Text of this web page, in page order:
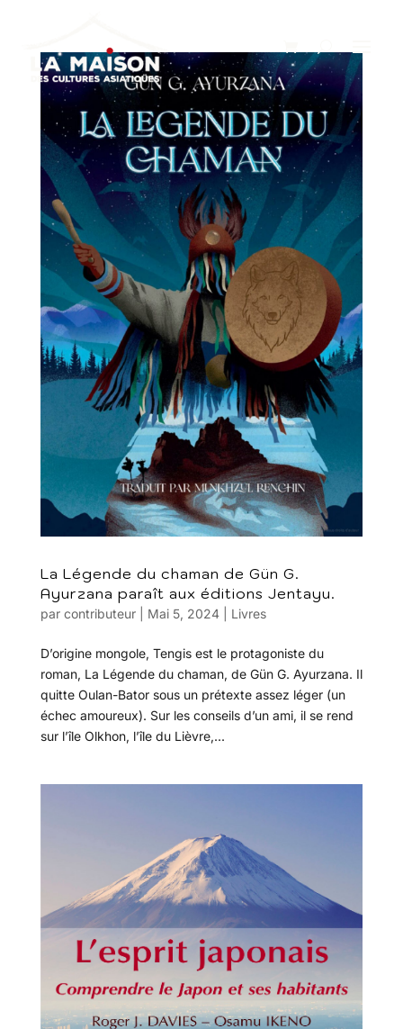
La Légende du chaman de Gün G.
Ayurzana paraît aux éditions Jentayu.
par contributeur| Mai 5, 2024| Livres
D’origine mongole, Tengis est le protagoniste du
roman, La Légende du chaman, de Gün G. Ayurzana. Il
quitte Oulan-Bator sous un prétexte assez léger (un
échec amoureux). Sur les conseils d’un ami, il se rend
sur l’île Olkhon, l’île du Lièvre,...